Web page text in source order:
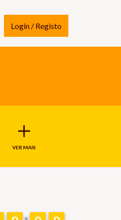
Login / Registo
VER MAIS